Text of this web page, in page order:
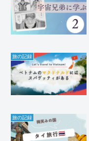
旅の記録
旅の記録